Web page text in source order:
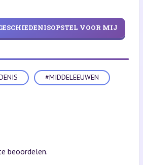
VOOR MIJ
#MIDDELEEUWEN
beoordelen.